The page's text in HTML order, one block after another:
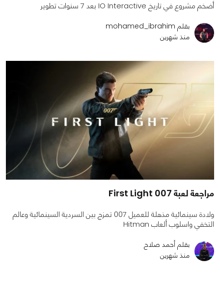
أضخم مشروع في تاريخ IO Interactive بعد 7 سنوات تطوير
بقلم mohamed_ibrahim
منذ شهرين
مراجعة لعبة 007 First Light
ولادة سينمائية مذهلة للعميل 007 تمزج بين السردية السينمائية وعالم
التخفي واسلوب ألعاب Hitman
بقلم أحمد صلاح
منذ شهرين